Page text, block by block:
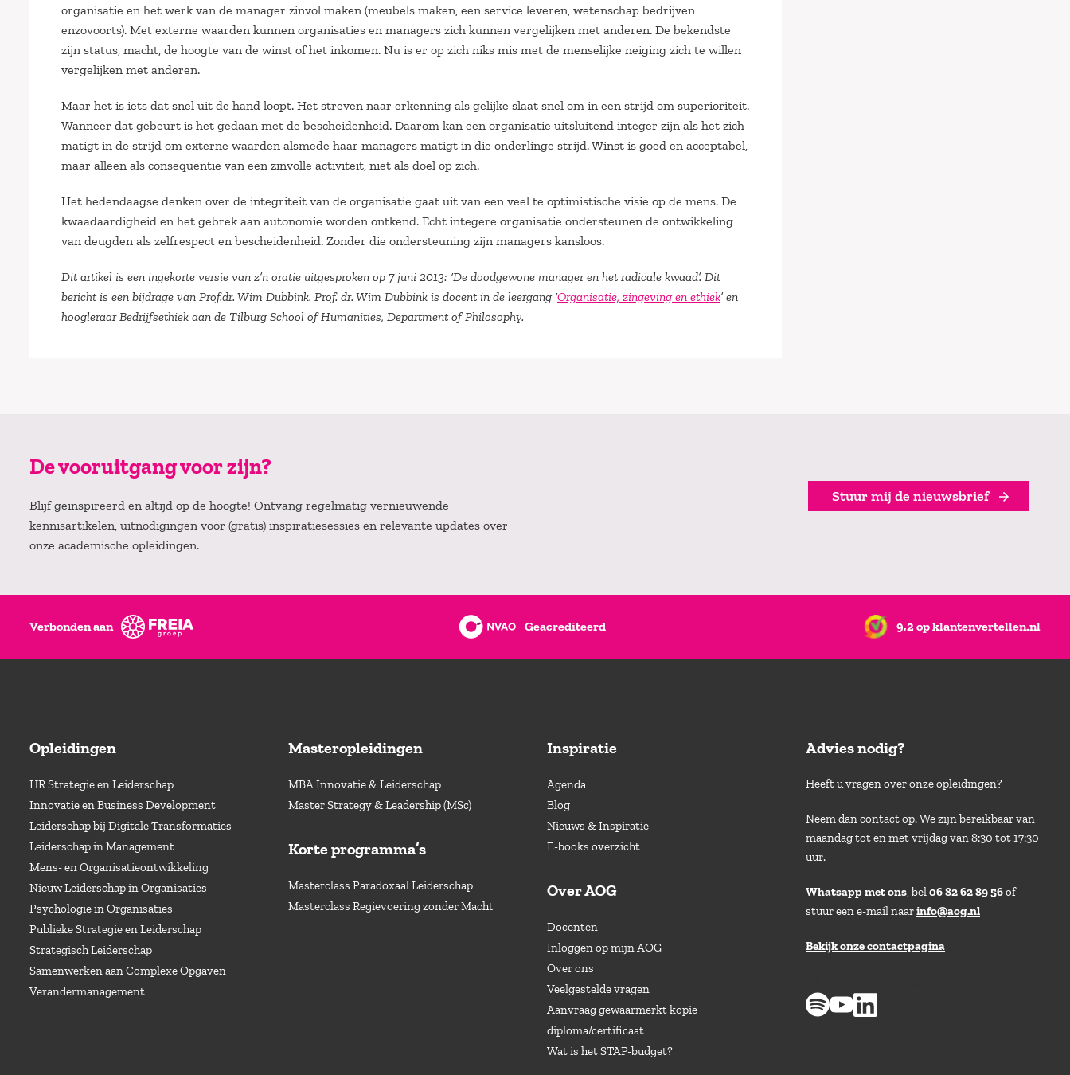
organisatie en het werk van de manager zinvol maken (meubels maken, een service leveren, wetenschap bedrijven
enzovoorts). Met externe waarden kunnen organisaties en managers zich kunnen vergelijken met anderen. De bekendste
zijn status, macht, de hoogte van de winst of het inkomen. Nu is er op zich niks mis met de menselijke neiging zich te willen
vergelijken met anderen.
Maar het is iets dat snel uit de hand loopt. Het streven naar erkenning als gelijke slaat snel om in een strijd om superioriteit.
Wanneer dat gebeurt is het gedaan met de bescheidenheid. Daarom kan een organisatie uitsluitend integer zijn als het zich
matigt in de strijd om externe waarden alsmede haar managers matigt in die onderlinge strijd. Winst is goed en acceptabel,
maar alleen als consequentie van een zinvolle activiteit, niet als doel op zich.
Het hedendaagse denken over de integriteit van de organisatie gaat uit van een veel te optimistische visie op de mens. De
kwaadaardigheid en het gebrek aan autonomie worden ontkend. Echt integere organisatie ondersteunen de ontwikkeling
van deugden als zelfrespect en bescheidenheid. Zonder die ondersteuning zijn managers kansloos.
Dit artikel is een ingekorte versie van z’n oratie uitgesproken op 7 juni 2013: ‘De doodgewone manager en het radicale kwaad’. Dit
bericht is een bijdrage van Prof.dr. Wim Dubbink. Prof. dr. Wim Dubbink is docent in de leergang ‘Organisatie, zingeving en ethiek’ en
hoogleraar Bedrijfsethiek aan de Tilburg School of Humanities, Department of Philosophy.
De vooruitgang voor zijn?
Blijf geïnspireerd en altijd op de hoogte! Ontvang regelmatig vernieuwende
kennisartikelen, uitnodigingen voor (gratis) inspiratiesessies en relevante updates over
onze academische opleidingen.
Stuur mij de nieuwsbrief
Verbonden aan Geacrediteerd 9,2 op klantenvertellen.nl
Opleidingen
HR Strategie en Leiderschap
Innovatie en Business Development
Leiderschap bij Digitale Transformaties
Leiderschap in Management
Mens- en Organisatieontwikkeling
Nieuw Leiderschap in Organisaties
Psychologie in Organisaties
Publieke Strategie en Leiderschap
Strategisch Leiderschap
Samenwerken aan Complexe Opgaven
Verandermanagement
Masteropleidingen
MBA Innovatie & Leiderschap
Master Strategy & Leadership (MSc)
Korte programma’s
Masterclass Paradoxaal Leiderschap
Masterclass Regievoering zonder Macht
Inspiratie
Agenda
Blog
Nieuws & Inspiratie
E-books overzicht
Over AOG
Docenten
Inloggen op mijn AOG
Over ons
Veelgestelde vragen
Aanvraag gewaarmerkt kopie
diploma/certificaat
Wat is het STAP-budget?
Advies nodig?
Heeft u vragen over onze opleidingen?
Neem dan contact op. We zijn bereikbaar van
maandag tot en met vrijdag van 8:30 tot 17:30
uur.
Whatsapp met ons, bel06 82 62 89 56of
stuur een e-mail naarinfo@aog.nl
Bekijk onze contactpagina